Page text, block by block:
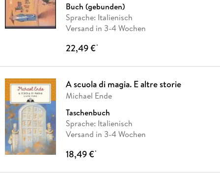
Buch (gebunden)
Sprache: Italienisch
Versand in 3-4 Wochen
22,49 €*
A scuola di magia. E altre storie
Michael Ende
Taschenbuch
Sprache: Italienisch
Versand in 3-4 Wochen
18,49 €*